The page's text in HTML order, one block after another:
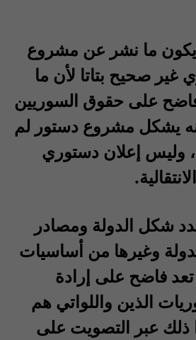
ما نشر عن مشروع
غير صحيح بتاتا لأن ما
على حقوق السوريين
يشكل مشروع دستور لم
وليس إعلان دستوري
شكل الدولة ومصادر
وغيرها من أساسيات
تعد فاضح على إرادة
الذين واللواتي هم
ذلك عبر التصويت على